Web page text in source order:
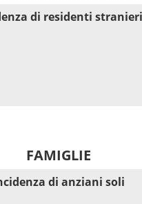
di residenti stranieri
FAMIGLIE
di anziani soli